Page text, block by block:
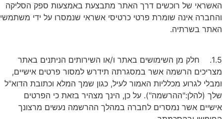
של רוכשים דרך האתר מתבצעת באמצעות ספק הסליקה
אינה שומרת פרטי כרטיסי אשראי שנמסרו על ידי משתמשי
בשרתיה.
1.5. חלק מן השימושים באתר ו/או השירותים הניתנים באתר
הרשמה אשר במסגרתה תידרש למסור פרטים אישיים,
לגרוע מכלליות האמור לעיל, כגון שמך המלא וכתובת הדוא"ל
(להלן:"ההרשמה"). על כן, הינך מצהיר בזאת כי הפרטים
אשר נמסרים לחברה במהלך ההרשמה נעשים מרצונך